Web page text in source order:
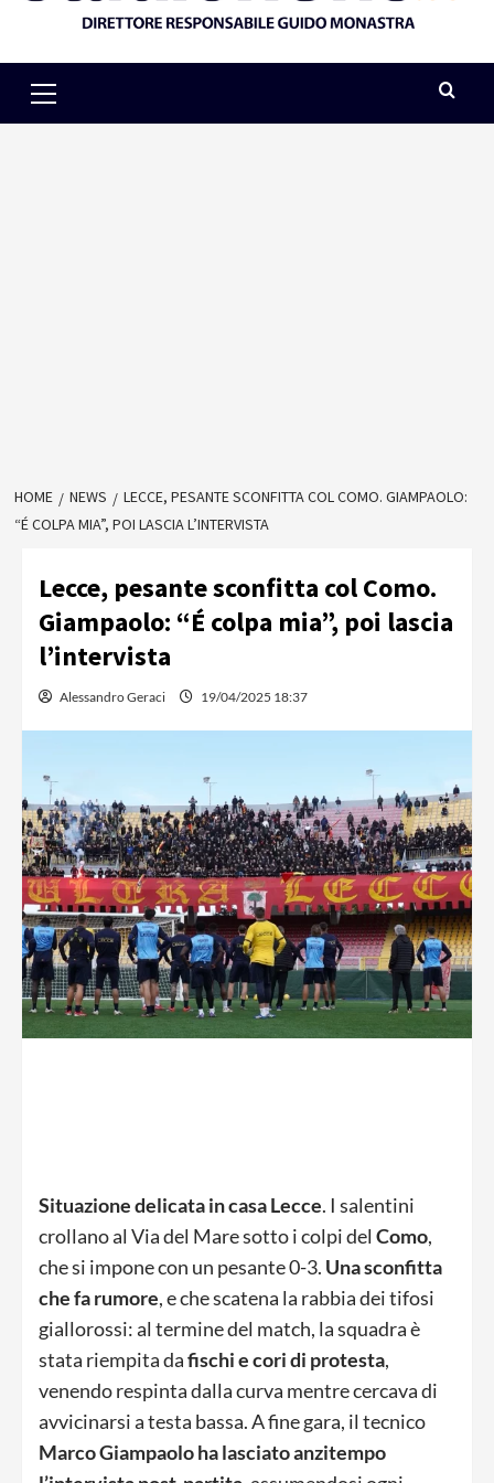
Menu
HOME NEWS
LECCE, PESANTE SCONFITTA COL COMO. GIAMPAOLO:
“É COLPA MIA”, POI LASCIA L’INTERVISTA
Lecce, pesante sconfitta col Como.
Giampaolo: “É colpa mia”, poi lascia
l’intervista
Alessandro Geraci 19/04/2025 18:37
Situazione delicata in casa Lecce. I salentini
crollano al Via del Mare sotto i colpi del Como,
che si impone con un pesante 0-3. Una sconfitta
che fa rumore, e che scatena la rabbia dei tifosi
giallorossi: al termine del match, la squadra è
stata riempita dafischi e cori di protesta,
venendo respinta dalla curva mentre cercava di
avvicinarsi a testa bassa. A fine gara, il tecnico
Marco Giampaoloha lasciato anzitempo